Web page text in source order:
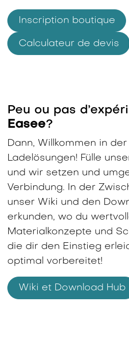
Inscription boutique
Calculateur de devis
Peu ou pas
Easee?
Dann, Willkommen in
Ladelösungen! Fülle
und wir setzen und
Verbindung. In der
unser Wiki und den
erkunden, wo du
Materialkonzepte und
die dir den Einstieg
optimal vorbereitet!
Wiki et Download Hub